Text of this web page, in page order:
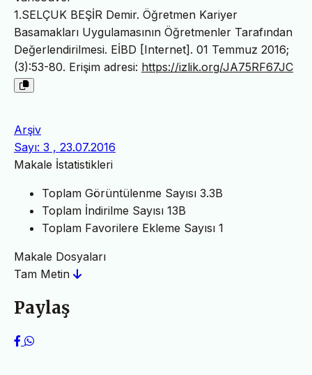
1.SELÇUK BEŞİR Demir. Öğretmen Kariyer
Basamakları Uygulamasının Öğretmenler Tarafından
Değerlendirilmesi. EİBD [Internet]. 01 Temmuz 2016;
(3):53-80. Erişim adresi: https://izlik.org/JA75RF67JC
Arşiv
Sayı: 3 , 23.07.2016
Makale İstatistikleri
Toplam Görüntülenme Sayısı 3.3B
Toplam İndirilme Sayısı 13B
Toplam Favorilere Ekleme Sayısı 1
Makale Dosyaları
Tam Metin
Paylaş